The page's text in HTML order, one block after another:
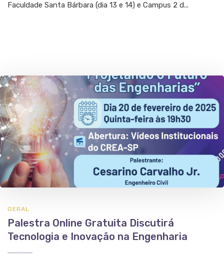
Faculdade Santa Bárbara (dia 13 e 14) e Campus 2 d...
GERAL
Palestra Online Gratuita Discutirá
Tecnologia e Inovação na Engenharia